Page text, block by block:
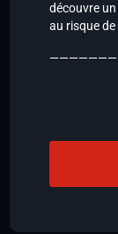
découvre
au risque